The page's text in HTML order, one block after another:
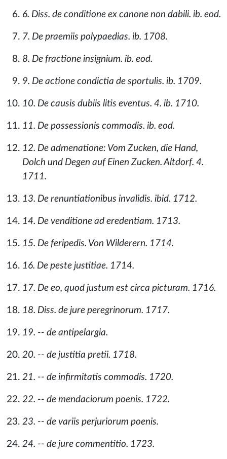
6. Diss. de conditione ex canone non dabili. ib. eod.
7. De praemiis polypaedias. ib. 1708.
8. De fractione insignium. ib. eod.
9. De actione condictia de sportulis. ib. 1709.
10. De causis dubiis litis eventus. 4. ib. 1710.
11. De possessionis commodis. ib. eod.
12. De admenatione: Vom Zucken, die Hand,
Dolch und Degen auf Einen Zucken. Altdorf. 4.
1711.
13. De renuntiationibus invalidis. ibid. 1712.
14. De venditione ad eredentiam. 1713.
15. De feripedis. Von Wilderern. 1714.
16. De peste justitiae. 1714.
17. De eo, quod justum est circa picturam. 1716.
18. Diss. de jure peregrinorum. 1717.
19. -- de antipelargia.
20. -- de justitia pretii. 1718.
21. -- de infirmitatis commodis. 1720.
22. -- de mendaciorum poenis. 1722.
23. -- de variis perjuriorum poenis.
24. -- de jure commentitio. 1723.